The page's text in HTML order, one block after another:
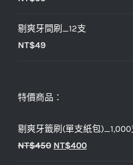
剔爽牙間刷_12支
NT$49
特價商品：
剔爽牙籤刷(單支紙包)_1,000
NT$450 原
NT$400目